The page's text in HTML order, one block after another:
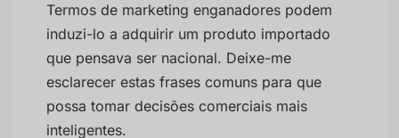
Termos de marketing enganadores podem
induzi-lo a adquirir um produto importado
que pensava ser nacional. Deixe-me
esclarecer estas frases comuns para que
possa tomar decisões comerciais mais
inteligentes.